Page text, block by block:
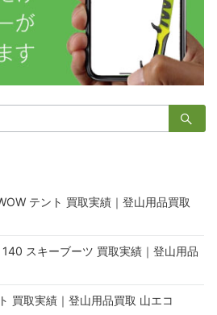
テント 買取実績｜登山用品買取
スキーブーツ 買取実績｜登山用品
買取実績｜登山用品買取 山エコ